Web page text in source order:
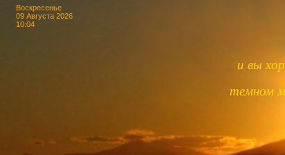
Воскресенье
09 Августа 2026
10:04
и вы
темном